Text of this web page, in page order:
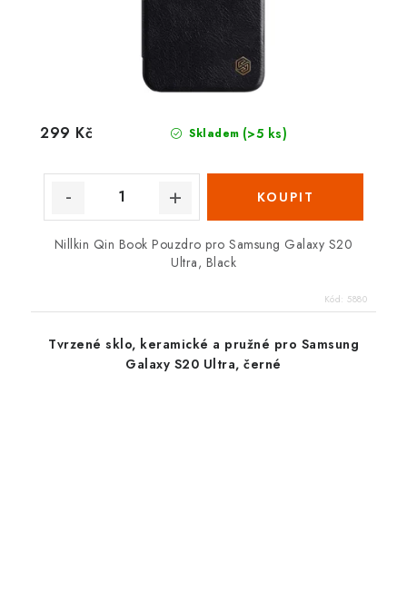
Skladem (>5 ks)
299 Kč
Nillkin Qin Book Pouzdro pro Samsung Galaxy S20
Ultra, Black
Kód: 5880
Tvrzené sklo, keramické a pružné pro Samsung
Galaxy S20 Ultra, černé